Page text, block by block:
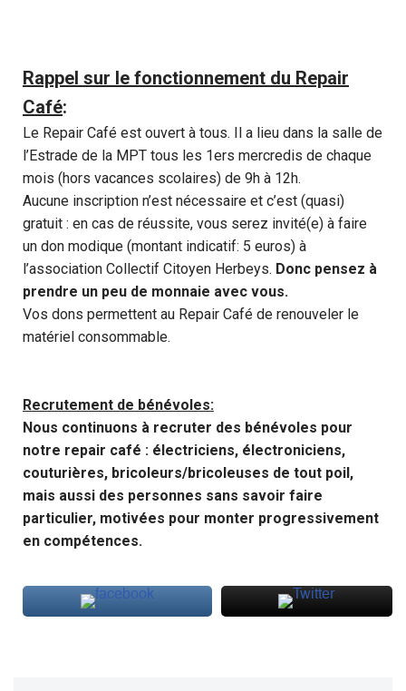
Rappel sur le fonctionnement du Repair
Café:
Le Repair Café est ouvert à tous. Il a lieu dans la salle de
l’Estrade de la MPT tous les 1ers mercredis de chaque
mois (hors vacances scolaires) de 9h à 12h.
Aucune inscription n’est nécessaire et c’est (quasi)
gratuit : en cas de réussite, vous serez invité(e) à faire
un don modique (montant indicatif: 5 euros) à
l’association Collectif Citoyen Herbeys. Donc pensez à
prendre un peu de monnaie avec vous.
Vos dons permettent au Repair Café de renouveler le
matériel consommable.
Recrutement de bénévoles:
Nous continuons à recruter des bénévoles pour
notre repair café : électriciens, électroniciens,
couturières, bricoleurs/bricoleuses de tout poil,
mais aussi des personnes sans savoir faire
particulier, motivées pour monter progressivement
en compétences.